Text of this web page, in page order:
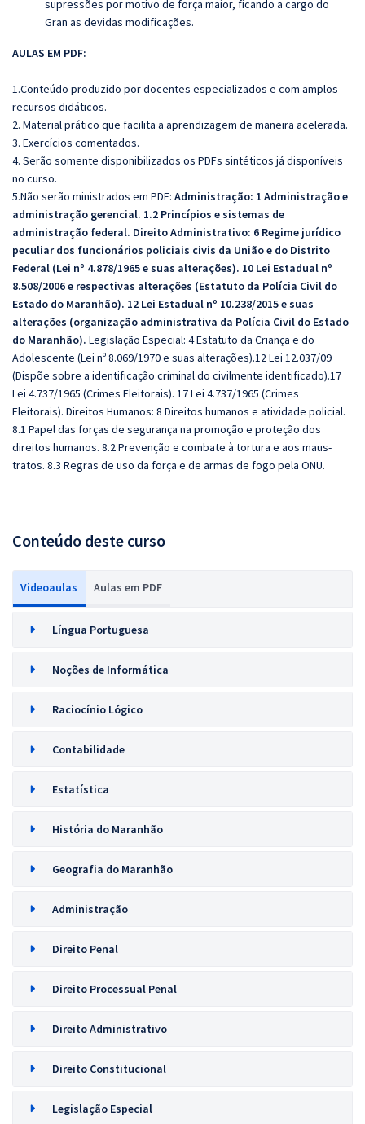
supressões por motivo de força maior, ficando a cargo do
Gran as devidas modificações.
AULAS EM PDF:
1.Conteúdo produzido por docentes especializados e com amplos
recursos didáticos.
2. Material prático que facilita a aprendizagem de maneira acelerada.
3. Exercícios comentados.
4. Serão somente disponibilizados os PDFs sintéticos já disponíveis
no curso.
5.Não serão ministrados em PDF: Administração: 1 Administração e
administração gerencial. 1.2 Princípios e sistemas de
administração federal. Direito Administrativo: 6 Regime jurídico
peculiar dos funcionários policiais civis da União e do Distrito
Federal (Lei nº 4.878/1965 e suas alterações). 10 Lei Estadual nº
8.508/2006 e respectivas alterações (Estatuto da Polícia Civil do
Estado do Maranhão). 12 Lei Estadual nº 10.238/2015 e suas
alterações (organização administrativa da Polícia Civil do Estado
do Maranhão). Legislação Especial: 4 Estatuto da Criança e do
Adolescente (Lei nº 8.069/1970 e suas alterações).12 Lei 12.037/09
(Dispõe sobre a identificação criminal do civilmente identificado).17
Lei 4.737/1965 (Crimes Eleitorais). 17 Lei 4.737/1965 (Crimes
Eleitorais). Direitos Humanos: 8 Direitos humanos e atividade policial.
8.1 Papel das forças de segurança na promoção e proteção dos
direitos humanos. 8.2 Prevenção e combate à tortura e aos maus-
tratos. 8.3 Regras de uso da força e de armas de fogo pela ONU.
Conteúdo deste curso
Videoaulas Aulas em PDF
Língua Portuguesa
Noções de Informática
Raciocínio Lógico
Contabilidade
Estatística
História do Maranhão
Geografia do Maranhão
Administração
Direito Penal
Direito Processual Penal
Direito Administrativo
Direito Constitucional
Legislação Especial